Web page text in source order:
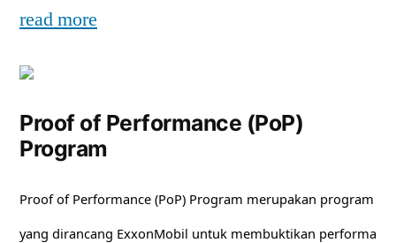
read more
Proof of Performance (PoP)
Program
Proof of Performance (PoP) Program merupakan program
yang dirancang ExxonMobil untuk membuktikan performa